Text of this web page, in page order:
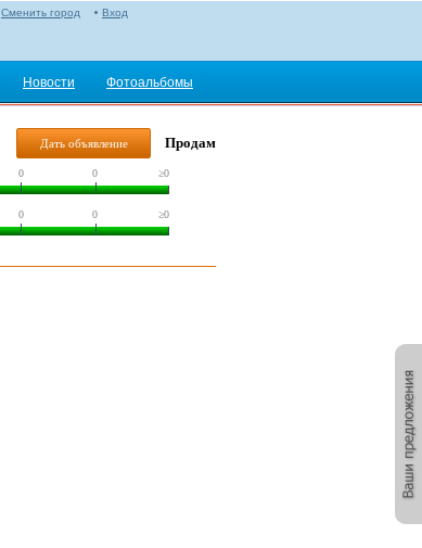
Вход
Сменить город
Новости Фотоальбомы
Дать объявление Продам
0 0 ≥0
0 0 ≥0